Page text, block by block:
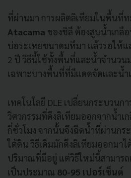
ที่ผ่านมา การผลิตลิเทียมในพื้นที่ท
Atacama ของชิลี ต้องสูบน้ำเกลื
บ่อระเหยขนาดมหึมา แล้วรอให้แ
2 ปี วิธีนี้ใช้ทั้งพื้นที่และน้ำจำนวน
เฉพาะบางพื้นที่ที่มีแดดจัดและน้ำ
เทคโนโลยี DLE เปลี่ยนกระบวนก
วิศวกรรมที่ดึงลิเทียมออกจากน้ำเ
กี่ชั่วโมง จากนั้นจึงฉีดน้ำที่ผ่านกร
ใต้ดิน วิธีเดิมมักดึงลิเทียมออกมาไ
ปริมาณที่มีอยู่ แต่วิธีใหม่นี้สามารถ
เป็นประมาณ 80-95 เปอร์เซ็นต์